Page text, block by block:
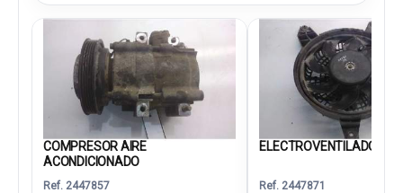
COMPRESOR AIRE
ACONDICIONADO
Ref. 2447857
ELECTROVENTILADOR
Ref. 2447871